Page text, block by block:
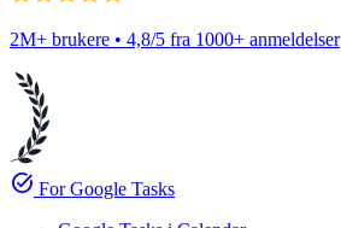
2M+ brukere • 4,8/5 fra 1000+ anmeldelser
task_alt For Google Tasks